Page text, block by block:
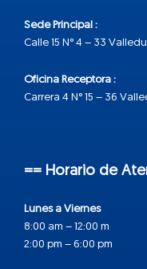
Sede Principal :
Calle 15 N° 4 – 33
Oficina Receptora :
Carrera 4 N° 15 – 36
== Horario de
Lunes a Viernes
8:00 am – 12:00 m
2:00 pm – 6:00 pm